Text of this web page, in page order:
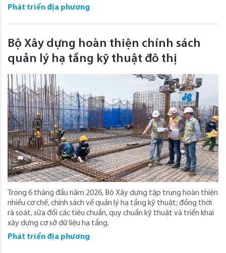
Phát triển địa phương
Bộ Xây dựng hoàn thiện chính sách
quản lý hạ tầng kỹ thuật đô thị
Trong 6 tháng đầu năm 2026, Bộ Xây dựng tập trung hoàn thiện
nhiều cơ chế, chính sách về quản lý hạ tầng kỹ thuật; đồng thời
rà soát, sửa đổi các tiêu chuẩn, quy chuẩn kỹ thuật và triển khai
xây dựng cơ sở dữ liệu hạ tầng.
Phát triển địa phương